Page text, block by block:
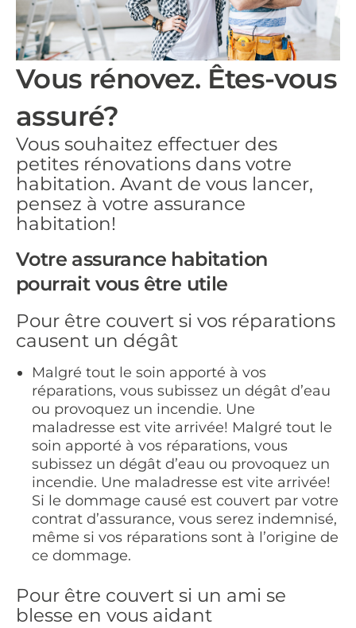
Vous rénovez. Êtes-vous
assuré?
Vous souhaitez effectuer des
petites rénovations dans votre
habitation. Avant de vous lancer,
pensez à votre assurance
habitation!
Votre assurance habitation
pourrait vous être utile
Pour être couvert si vos réparations
causent un dégât​
Malgré tout le soin apporté à vos
réparations, vous subissez un dégât d’eau
ou provoquez un incendie. Une
maladresse est vite arrivée! Malgré tout le
soin apporté à vos réparations, vous
subissez un dégât d’eau ou provoquez un
incendie. Une maladresse est vite arrivée!
Si le dommage causé est couvert par votre
contrat d’assurance, vous serez indemnisé,
même si vos réparations sont à l’origine de
ce dommage.
Pour être couvert si un ami se
blesse en vous aidant